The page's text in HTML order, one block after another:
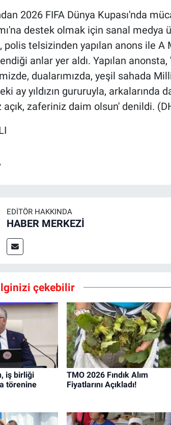
2026 FIFA Dünya Kupası'nda
destek olmak için sanal medya
polis telsizinden yapılan anons ile A
anlar yer aldı. Yapılan
dualarımızda, yeşil sahada Milli
ay yıldızın gururuyla, arkalarında
açık, zaferiniz daim olsun' denildi.
EDITÖR HAKKINDA
HABER MERKEZİ
çekebilir
iş birliği
törenine
TMO 2026 Fındık Alım
Fiyatlarını Açıkladı!